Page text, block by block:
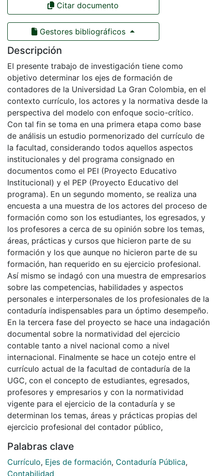
Citar documento
Gestores bibliográficos
Descripción
El presente trabajo de investigación tiene como
objetivo determinar los ejes de formación de
contadores de la Universidad La Gran Colombia, en el
contexto currículo, los actores y la normativa desde la
perspectiva del modelo con enfoque socio-crítico.
Con tal fin se toma en una primera etapa como base
de análisis un estudio pormenorizado del currículo de
la facultad, considerando todos aquellos aspectos
institucionales y del programa consignado en
documentos como el PEI (Proyecto Educativo
Institucional) y el PEP (Proyecto Educativo del
programa). En un segundo momento, se realiza una
encuesta a una muestra de los actores del proceso de
formación como son los estudiantes, los egresados, y
los profesores a cerca de su opinión sobre los temas,
áreas, prácticas y cursos que hicieron parte de su
formación y los que aunque no hicieron parte de su
formación, han requerido en su ejercicio profesional.
Así mismo se indagó con una muestra de empresarios
sobre las competencias, habilidades y aspectos
personales e interpersonales de los profesionales de la
contaduría indispensables para un óptimo desempeño.
En la tercera fase del proyecto se hace una indagación
documental sobre la normatividad del ejercicio
contable tanto a nivel nacional como a nivel
internacional. Finalmente se hace un cotejo entre el
currículo actual de la facultad de contaduría de la
UGC, con el concepto de estudiantes, egresados,
profesores y empresarios y con la normatividad
vigente para el ejercicio de la contaduría y se
determinan los temas, áreas y prácticas propias del
ejercicio profesional del contador público,
Palabras clave
Currículo, Ejes de formación, Contaduría Pública,
Contabilidad